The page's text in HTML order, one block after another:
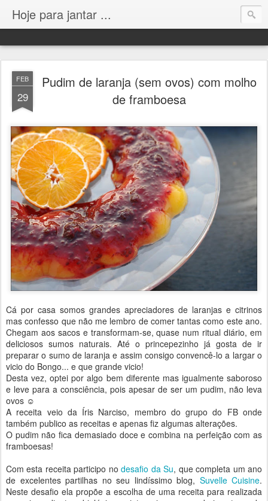
Hoje para jantar ...
FEB
29
Pudim de laranja (sem ovos) com molho
de framboesa
Cá por casa somos grandes apreciadores de laranjas e citrinos
mas confesso que não me lembro de comer tantas como este ano.
Chegam aos sacos e transformam-se, quase num ritual diário, em
deliciosos sumos naturais. Até o princepezinho já gosta de ir
preparar o sumo de laranja e assim consigo convencê-lo a largar o
vicio do Bongo... e que grande vicio!
Desta vez, optei por algo bem diferente mas igualmente saboroso
e leve para a consciência, pois apesar de ser um pudim, não leva
ovos ☺
A receita veio da Íris Narciso, membro do grupo do FB onde
também publico as receitas e apenas fiz algumas alterações.
O pudim não fica demasiado doce e combina na perfeição com as
framboesas!
Com esta receita participo nodesafio da Su, que completa um ano
de excelentes partilhas no seu lindíssimo blog, Suvelle Cuisine.
Neste desafio ela propõe a escolha de uma receita para realizada